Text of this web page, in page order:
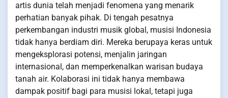
artis dunia telah menjadi fenomena yang menarik
perhatian banyak pihak. Di tengah pesatnya
perkembangan industri musik global, musisi Indonesia
tidak hanya berdiam diri. Mereka berupaya keras untuk
mengeksplorasi potensi, menjalin jaringan
internasional, dan memperkenalkan warisan budaya
tanah air. Kolaborasi ini tidak hanya membawa
dampak positif bagi para musisi lokal, tetapi juga